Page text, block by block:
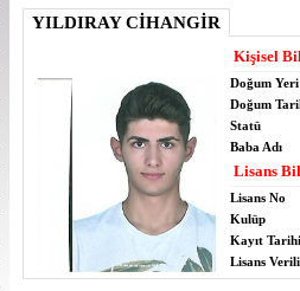
YILDIRAY CİHANGİR
Kişisel
Doğum Yeri
Doğum
Statü
Baba Adı
Lisans
Lisans No
Kulüp
Kayıt Tarihi
Lisans